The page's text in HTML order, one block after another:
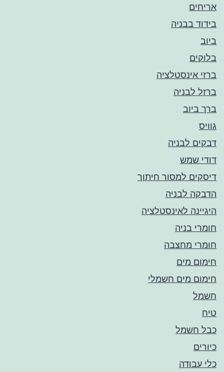
אריחים
בידוד בבניה
ביוב
בלוקים
ברזי אינסטלציה
ברזל לבניה
ברך ביוב
גוויס
דבקים לבניה
דודי שמש
דיסקים למסור חיתוך
הדבקה לבניה
היגיינה לאינסטלציה
חומרי בניה
חומרי מחצבה
חימום מים
חימום מים חשמלי
חשמל
טיח
כבל חשמל
כיורים
כלי עבודה